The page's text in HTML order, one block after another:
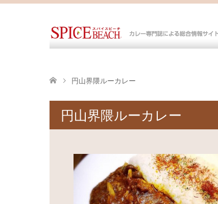
円山界隈ルーカレー
円山界隈ルーカレー